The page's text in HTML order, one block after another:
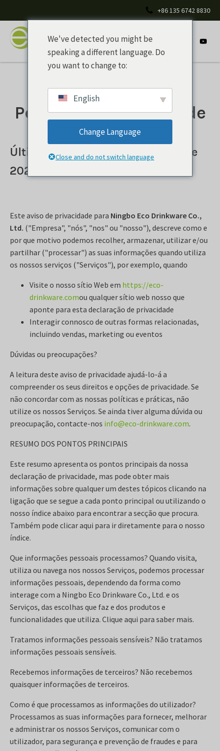
+86 135 6742 8830
Política de privacidade
Última atualização: 03 de julho de
2022
Este aviso de privacidade para Ningbo Eco Drinkware Co.,
Ltd. ("Empresa", "nós", "nos" ou "nosso"), descreve como e
por que motivo podemos recolher, armazenar, utilizar e/ou
partilhar ("processar") as suas informações quando utiliza
os nossos serviços ("Serviços"), por exemplo, quando
Visite o nosso sítio Web em https://eco-
drinkware.comou qualquer sítio web nosso que
aponte para esta declaração de privacidade
Interagir connosco de outras formas relacionadas,
incluindo vendas, marketing ou eventos
Dúvidas ou preocupações?
A leitura deste aviso de privacidade ajudá-lo-á a
compreender os seus direitos e opções de privacidade. Se
não concordar com as nossas políticas e práticas, não
utilize os nossos Serviços. Se ainda tiver alguma dúvida ou
preocupação, contacte-nos info@eco-drinkware.com.
RESUMO DOS PONTOS PRINCIPAIS
Este resumo apresenta os pontos principais da nossa
declaração de privacidade, mas pode obter mais
informações sobre qualquer um destes tópicos clicando na
ligação que se segue a cada ponto principal ou utilizando o
nosso índice abaixo para encontrar a secção que procura.
Também pode clicar aqui para ir diretamente para o nosso
índice.
Que informações pessoais processamos? Quando visita,
utiliza ou navega nos nossos Serviços, podemos processar
informações pessoais, dependendo da forma como
interage com a Ningbo Eco Drinkware Co., Ltd. e os
Serviços, das escolhas que faz e dos produtos e
funcionalidades que utiliza. Clique aqui para saber mais.
Tratamos informações pessoais sensíveis? Não tratamos
informações pessoais sensíveis.
Recebemos informações de terceiros? Não recebemos
quaisquer informações de terceiros.
Como é que processamos as informações do utilizador?
Processamos as suas informações para fornecer, melhorar
e administrar os nossos Serviços, comunicar com o
utilizador, para segurança e prevenção de fraudes e para
We've detected you might be
speaking a different language. Do
you want to change to:
English
Change Language
Close and do not switch language